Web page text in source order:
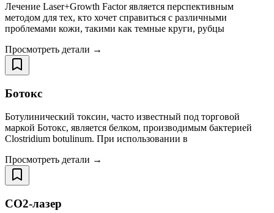
Лечение Laser+Growth Factor является перспективным
методом для тех, кто хочет справиться с различными
проблемами кожи, такими как темные круги, рубцы
Просмотреть детали →
Ботокс
Ботулинический токсин, часто известный под торговой
маркой Ботокс, является белком, производимым бактерией
Clostridium botulinum. При использовании в
Просмотреть детали →
CO2-лазер